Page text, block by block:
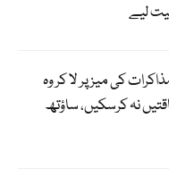
لیے
کی میز پر لا کر وہ
نہ کرسکیں، ساؤتھ